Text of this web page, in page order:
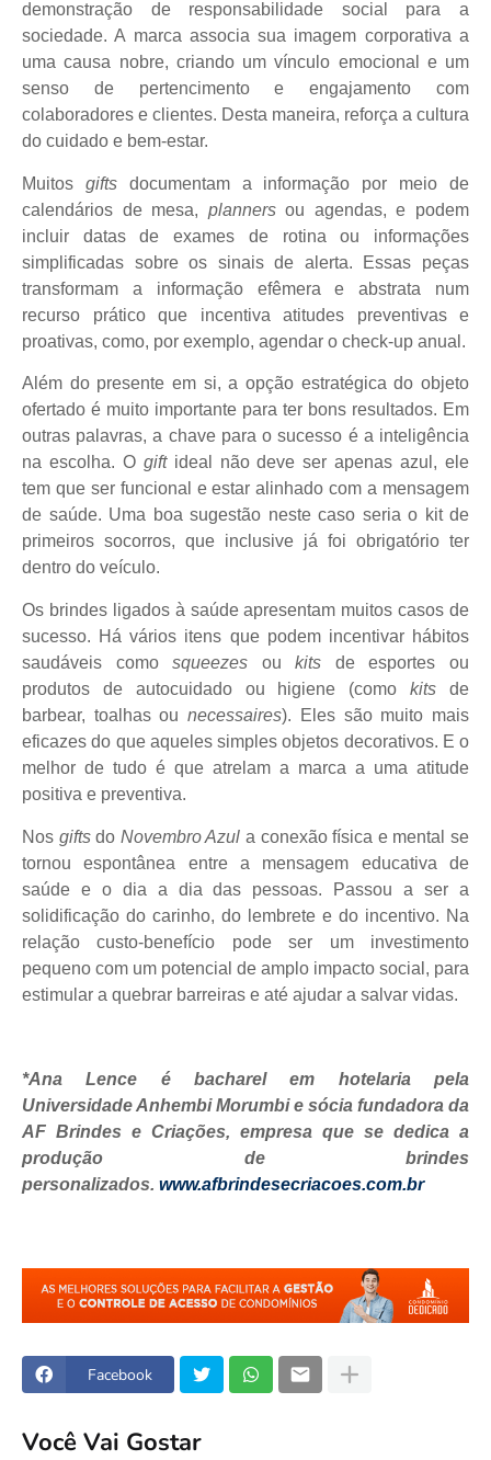
demonstração de responsabilidade social para a
sociedade. A marca associa sua imagem corporativa a
uma causa nobre, criando um vínculo emocional e um
senso de pertencimento e engajamento com
colaboradores e clientes. Desta maneira, reforça a cultura
do cuidado e bem-estar.
Muitos gifts documentam a informação por meio de
calendários de mesa, plannersou agendas, e podem
incluir datas de exames de rotina ou informações
simplificadas sobre os sinais de alerta. Essas peças
transformam a informação efêmera e abstrata num
recurso prático que incentiva atitudes preventivas e
proativas, como, por exemplo, agendar o check-up anual.
Além do presente em si, a opção estratégica do objeto
ofertado é muito importante para ter bons resultados. Em
outras palavras, a chave para o sucesso é a inteligência
na escolha. O giftideal não deve ser apenas azul, ele
tem que ser funcional e estar alinhado com a mensagem
de saúde. Uma boa sugestão neste caso seria o kit de
primeiros socorros, que inclusive já foi obrigatório ter
dentro do veículo.
Os brindes ligados à saúde apresentam muitos casos de
sucesso. Há vários itens que podem incentivar hábitos
saudáveis comosqueezes oukits de esportes ou
produtos de autocuidado ou higiene (comokits de
barbear, toalhas ounecessaires). Eles são muito mais
eficazes do que aqueles simples objetos decorativos. E o
melhor de tudo é que atrelam a marca a uma atitude
positiva e preventiva.
Nos giftsdo Novembro Azula conexão física e mental se
tornou espontânea entre a mensagem educativa de
saúde e o dia a dia das pessoas. Passou a ser a
solidificação do carinho, do lembrete e do incentivo. Na
relação custo-benefício pode ser um investimento
pequeno com um potencial de amplo impacto social, para
estimular a quebrar barreiras e até ajudar a salvar vidas.
*Ana Lence é bacharel em hotelaria pela
Universidade Anhembi Morumbi e sócia fundadora da
AF Brindes e Criações, empresa que se dedica a
produção de brindes
personalizados. www.afbrindesecriacoes.com.br
Facebook
Você Vai Gostar